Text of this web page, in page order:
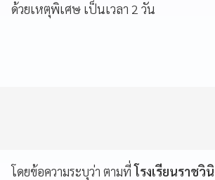
ด้วยเหตุพิเศษ เป็นเวลา 2 วัน
โดยข้อความระบุว่า ตามที่โรงเรียนราชวิ